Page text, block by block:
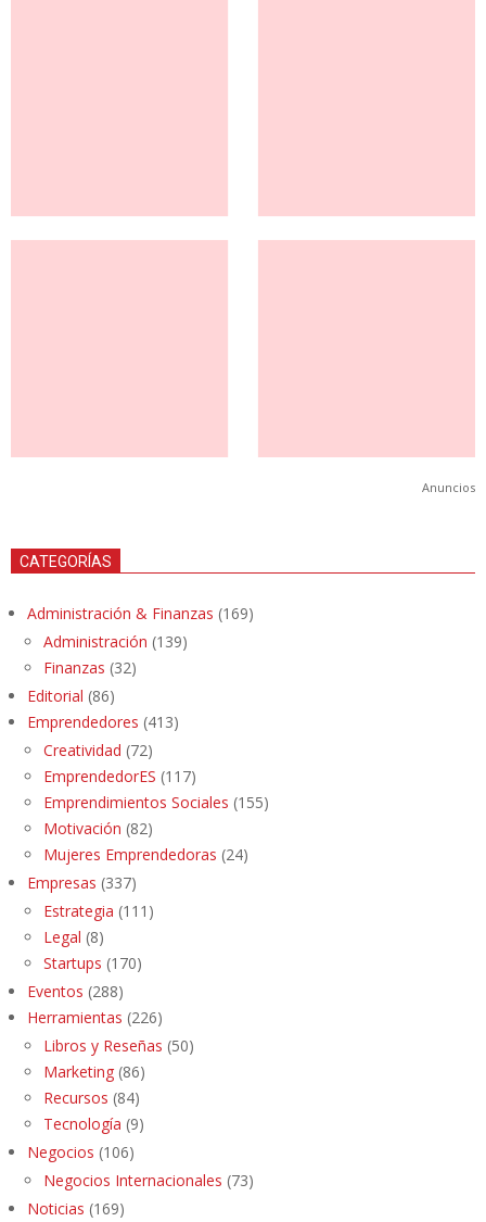
Anuncios
CATEGORÍAS
Administración & Finanzas (169)
Administración (139)
Finanzas (32)
Editorial (86)
Emprendedores (413)
Creatividad (72)
EmprendedorES (117)
Emprendimientos Sociales (155)
Motivación (82)
Mujeres Emprendedoras (24)
Empresas (337)
Estrategia (111)
Legal (8)
Startups (170)
Eventos (288)
Herramientas (226)
Libros y Reseñas (50)
Marketing (86)
Recursos (84)
Tecnología (9)
Negocios (106)
Negocios Internacionales (73)
Noticias (169)